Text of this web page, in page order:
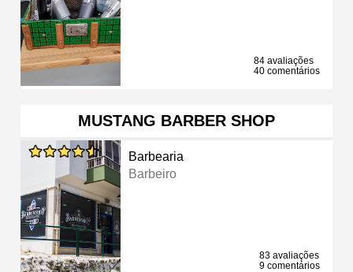
84 avaliações
40 comentários
MUSTANG BARBER SHOP
Barbearia
Barbeiro
83 avaliações
9 comentários